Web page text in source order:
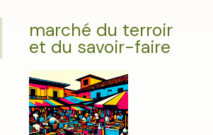
marché du terroir
et du savoir-faire